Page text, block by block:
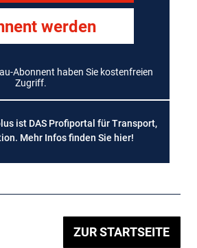
werden
Abonnent haben Sie kostenfreien
Zugriff.
ist DAS Profiportal für Transport,
Mehr Infos finden Sie hier!
ZUR STARTSEITE